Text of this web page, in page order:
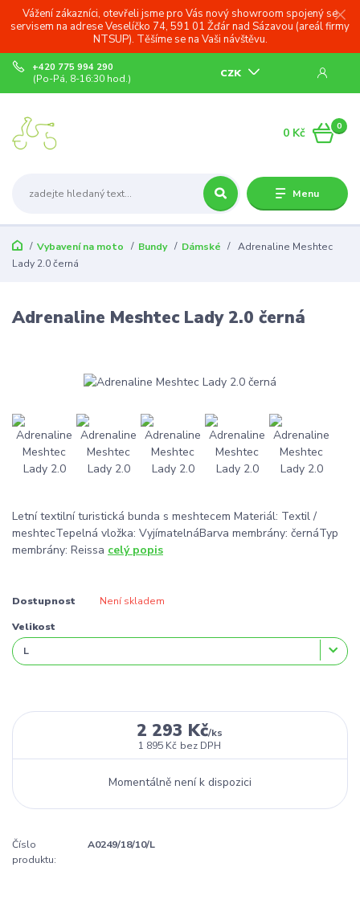
Vážení zákazníci, otevřeli jsme pro Vás nový showroom spojený se
servisem na adrese Veselíčko 74, 591 01 Žďár nad Sázavou (areál firmy
NTSUP). Těšíme se na Vaši návštěvu.
Menu
CZK
+420 775 994 290
(Po-Pá, 8-16:30 hod.)
0
0 Kč
Vybavení na moto Bundy Dámské
Adrenaline Meshtec
Lady 2.0 černá
Adrenaline Meshtec Lady 2.0 černá
Letní textilní turistická bunda s meshtecem Materiál: Textil /
meshtecTepelná vložka: VyjímatelnáBarva membrány: černáTyp
membrány: Reissa celý popis
Dostupnost Není skladem
Velikost
2 293 Kč/ks
1 895 Kč bez DPH
Momentálně není k dispozici
Číslo
produktu:
A0249/18/10/L